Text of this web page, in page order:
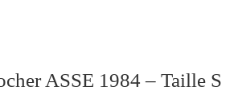
ASSE 1984 – Taille S